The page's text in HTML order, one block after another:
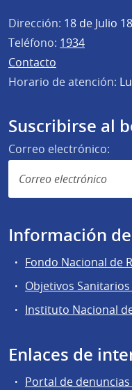
Dirección: 18 de Julio
Teléfono: 1934
Contacto
Horario de atención:
Suscribirse al
Correo electrónico:
Información
Fondo Nacional de
Objetivos Sanitarios
Instituto Nacional
Enlaces de
Portal de